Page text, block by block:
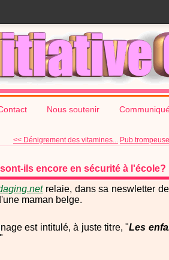
Nous soutenir
<< Dénigrement des vitamines... Pub
ils encore en sécurité à l'école?
relaie, dans sa neswletter
maman belge.
est intitulé, à juste titre, "Les
"